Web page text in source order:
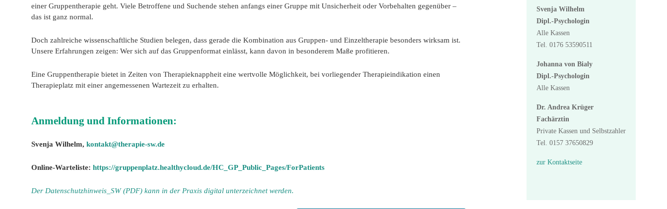
einer Gruppentherapie geht. Viele Betroffene und Suchende stehen anfangs einer Gruppe mit Unsicherheit oder Vorbehalten gegenüber –
das ist ganz normal.
Doch zahlreiche wissenschaftliche Studien belegen, dass gerade die Kombination aus Gruppen- und Einzeltherapie besonders wirksam ist.
Unsere Erfahrungen zeigen: Wer sich auf das Gruppenformat einlässt, kann davon in besonderem Maße profitieren.
Eine Gruppentherapie bietet in Zeiten von Therapieknappheit eine wertvolle Möglichkeit, bei vorliegender Therapieindikation einen
Therapieplatz mit einer angemessenen Wartezeit zu erhalten.
Anmeldung und Informationen:
Svenja Wilhelm, kontakt@therapie-sw.de
Online-Warteliste: https://gruppenplatz.healthycloud.de/HC_GP_Public_Pages/ForPatients
Der Datenschutzhinweis_SW (PDF) kann in der Praxis digital unterzeichnet werden.
Svenja Wilhelm
Dipl.-Psychologin
Alle Kassen
Tel. 0176 53590511
Johanna von Bialy
Dipl.-Psychologin
Alle Kassen
Dr. Andrea Krüger
Fachärztin
Private Kassen und Selbstzahler
Tel. 0157 37650829
zur Kontaktseite